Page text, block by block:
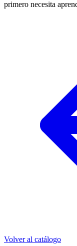
primero necesita
Volver al catálogo